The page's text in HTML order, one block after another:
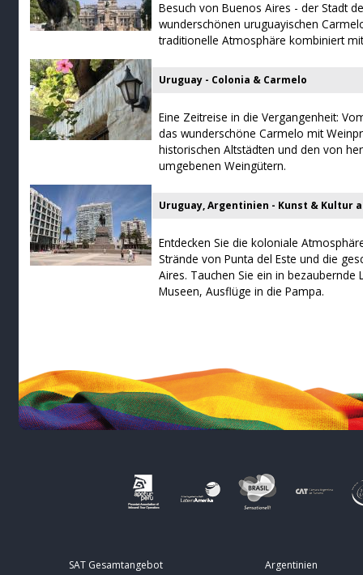
Besuch von Buenos Aires - der Stadt
wunderschönen uruguayischen
traditionelle Atmosphäre kombiniert
Uruguay - Colonia & Carmelo
Eine Zeitreise in die Vergangenheit:
das wunderschöne Carmelo mit
historischen Altstädten und den von
umgebenen Weingütern.
Uruguay, Argentinien - Kunst & Kultur
Entdecken Sie die koloniale
Strände von Punta del Este und die
Aires. Tauchen Sie ein in bezaubernde
Museen, Ausflüge in die Pampa.
SAT Gesamtangebot
Argentinien